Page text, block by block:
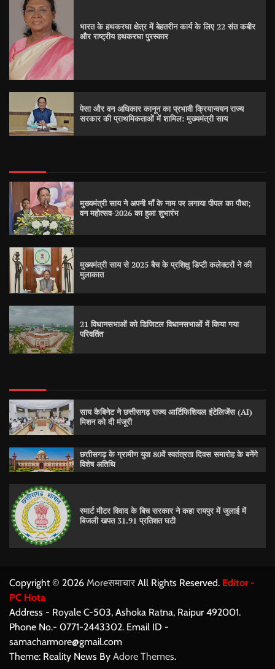
भारत के हथकरघा क्षेत्र में बेहतरीन कार्य के लिए 22 संत कबीर
और राष्ट्रीय हथकरघा पुरस्कार
पेसा और वन अधिकार कानून का प्रभावी क्रियान्वयन राज्य
सरकार की प्राथमिकताओं में शामिल: मुख्यमंत्री साय
मुख्यमंत्री साय ने अपनी माँ के नाम पर लगाया पीपल का पौधा;
वन महोत्सव-2026 का हुआ शुभारंभ
मुख्यमंत्री साय से 2025 बैच के प्रशिक्षु डिप्टी कलेक्टरों ने की
मुलाकात
21 विधानसभाओं को डिजिटल विधानसभाओं में किया गया
परिवर्तित
साय कैबिनेट ने छत्तीसगढ़ राज्य आर्टिफिशियल इंटेलिजेंस (AI)
मिशन को दी मंजूरी
छत्तीसगढ़ के ग्रामीण युवा 80वें स्वतंत्रता दिवस समारोह के बनेंगे
विशेष अतिथि
स्मार्ट मीटर विवाद के बिच सरकार ने कहा रायपुर में जुलाई में
बिजली खपत 31.91 प्रतिशत घटी
Copyright © 2026 Moreसमाचार All Rights Reserved. Editor -
PC Hota
Address - Royale C-503, Ashoka Ratna, Raipur 492001.
Phone No.- 0771-2443302. Email ID -
samacharmore@gmail.com
Theme: Reality News By Adore Themes.